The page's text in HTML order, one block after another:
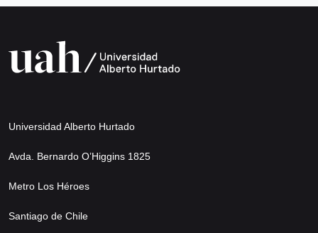
Universidad Alberto Hurtado
Avda. Bernardo O’Higgins 1825
Metro Los Héroes
Santiago de Chile